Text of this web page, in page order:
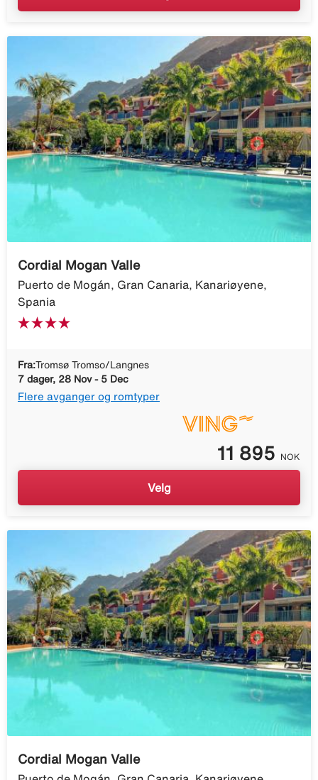
Cordial Mogan Valle
Puerto de Mogán, Gran Canaria, Kanariøyene,
Spania
Fra:Tromsø Tromso/Langnes
7 dager, 28 Nov - 5 Dec
Flere avganger og romtyper
11 895 NOK
Velg
Cordial Mogan Valle